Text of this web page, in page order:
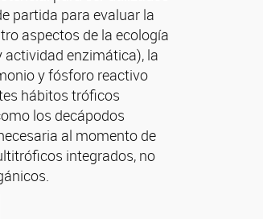
partida para evaluar la
aspectos de la ecología
actividad enzimática), la
y fósforo reactivo
hábitos tróficos
los decápodos
al momento de
integrados, no